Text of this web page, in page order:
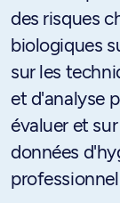
des risques
biologiques
sur les
et d'analyse
évaluer et
données